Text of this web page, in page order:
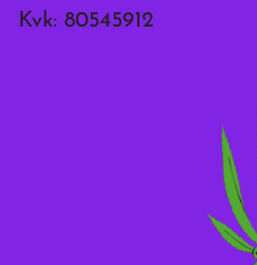
Kvk: 80545912